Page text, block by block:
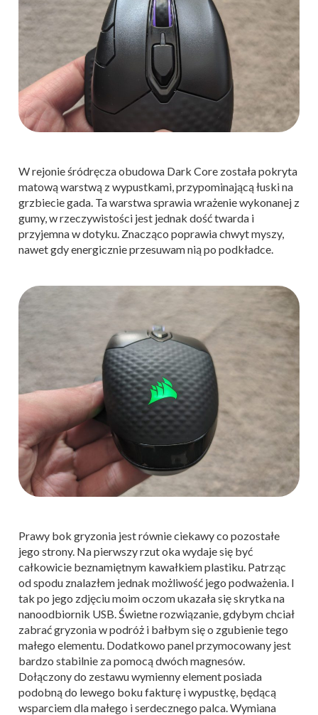
W rejonie śródręcza obudowa Dark Core została pokryta
matową warstwą z wypustkami, przypominającą łuski na
grzbiecie gada. Ta warstwa sprawia wrażenie wykonanej z
gumy, w rzeczywistości jest jednak dość twarda i
przyjemna w dotyku. Znacząco poprawia chwyt myszy,
nawet gdy energicznie przesuwam nią po podkładce.
Prawy bok gryzonia jest równie ciekawy co pozostałe
jego strony. Na pierwszy rzut oka wydaje się być
całkowicie beznamiętnym kawałkiem plastiku. Patrząc
od spodu znalazłem jednak możliwość jego podważenia. I
tak po jego zdjęciu moim oczom ukazała się skrytka na
nanoodbiornik USB. Świetne rozwiązanie, gdybym chciał
zabrać gryzonia w podróż i bałbym się o zgubienie tego
małego elementu. Dodatkowo panel przymocowany jest
bardzo stabilnie za pomocą dwóch magnesów.
Dołączony do zestawu wymienny element posiada
podobną do lewego boku fakturę i wypustkę, będącą
wsparciem dla małego i serdecznego palca. Wymiana